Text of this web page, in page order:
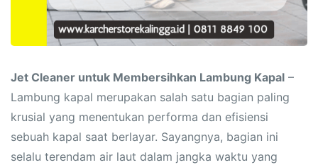
Jet Cleaner untuk Membersihkan Lambung Kapal –
Lambung kapal merupakan salah satu bagian paling
krusial yang menentukan performa dan efisiensi
sebuah kapal saat berlayar. Sayangnya, bagian ini
selalu terendam air laut dalam jangka waktu yang